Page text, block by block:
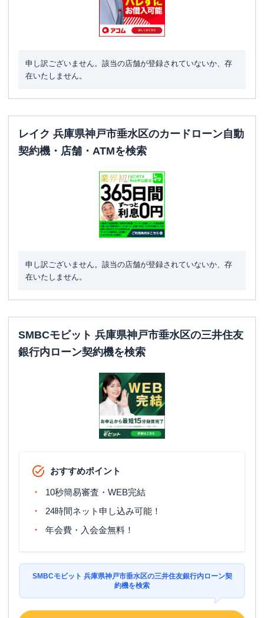
申し訳ございません。該当の店舗が登録されていないか、存
在いたしません。
レイク 兵庫県神戸市垂水区のカードローン自動
契約機・店舗・ATMを検索
申し訳ございません。該当の店舗が登録されていないか、存
在いたしません。
SMBCモビット 兵庫県神戸市垂水区の三井住友
銀行内ローン契約機を検索
おすすめポイント
10秒簡易審査・WEB完結
24時間ネット申し込み可能！
年会費・入会金無料！
SMBCモビット 兵庫県神戸市垂水区の三井住友銀行内ローン契
約機を検索